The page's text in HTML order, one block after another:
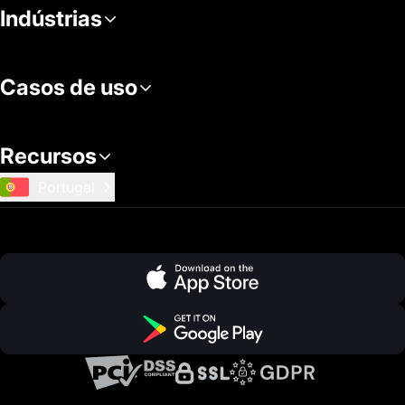
Indústrias
Casos de uso
Recursos